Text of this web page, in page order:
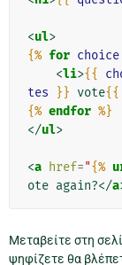
<ul>
{% for choice
<li>{{
tes
}} vote{{
{% endfor %}
</ul>
<a href="{%
ote again?</a
Μεταβείτε στη
ψηφίζετε θα